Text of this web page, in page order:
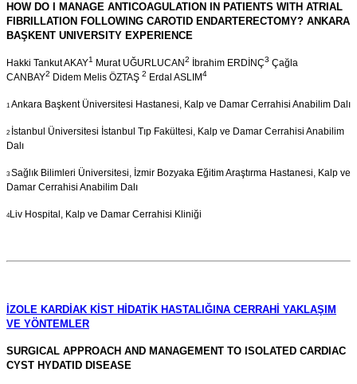
HOW DO I MANAGE ANTICOAGULATION IN PATIENTS WITH ATRIAL
FIBRILLATION FOLLOWING CAROTID ENDARTERECTOMY? ANKARA
BAŞKENT UNIVERSITY EXPERIENCE
Hakki Tankut AKAY1 Murat UĞURLUCAN2 İbrahim ERDİNÇ3 Çağla
CANBAY2 Didem Melis ÖZTAŞ 2 Erdal ASLIM4
1 Ankara Başkent Üniversitesi Hastanesi, Kalp ve Damar Cerrahisi Anabilim Dalı
2 İstanbul Üniversitesi İstanbul Tıp Fakültesi, Kalp ve Damar Cerrahisi Anabilim
Dalı
3 Sağlık Bilimleri Üniversitesi, İzmir Bozyaka Eğitim Araştırma Hastanesi, Kalp ve
Damar Cerrahisi Anabilim Dalı
4Liv Hospital, Kalp ve Damar Cerrahisi Kliniği
İZOLE KARDİAK KİST HİDATİK HASTALIĞINA CERRAHİ YAKLAŞIM
VE YÖNTEMLER
SURGICAL APPROACH AND MANAGEMENT TO ISOLATED CARDIAC
CYST HYDATID DISEASE